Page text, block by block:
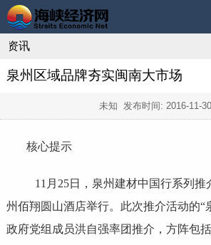
资讯
泉州区域品牌夯实闽南大市场
未知 发布时间: 2016-11-30
核心提示
11月25日，泉州建材中国行系列推
州佰翔圆山酒店举行。此次推介活动的“
政府党组成员洪自强率团推介，方阵包